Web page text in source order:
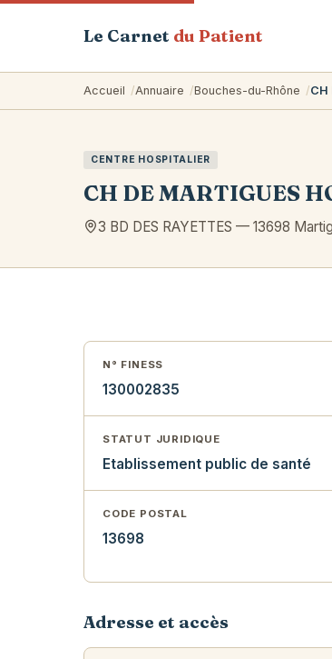
Le Carnet du Patient
Accueil Annuaire Bouches-du-Rhône CH
CENTRE HOSPITALIER
CH DE MARTIGUES
3 BD DES RAYETTES — 13698
N° FINESS
130002835
STATUT JURIDIQUE
Etablissement public de santé
CODE POSTAL
13698
Adresse et accès